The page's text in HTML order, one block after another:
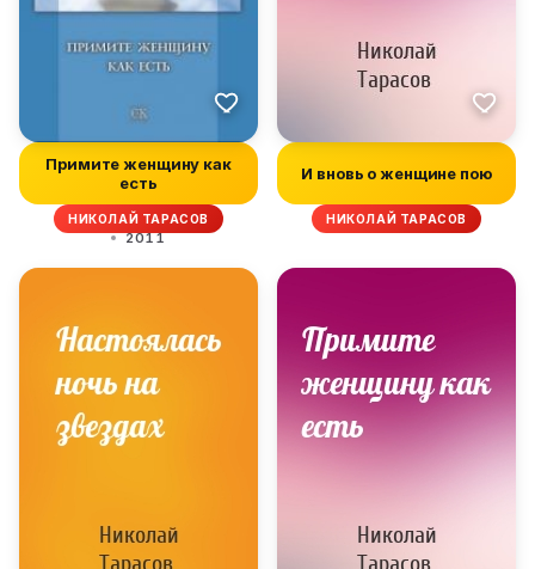
Примите женщину как
есть
НИКОЛАЙ ТАРАСОВ
2011
И вновь о женщине пою
НИКОЛАЙ ТАРАСОВ